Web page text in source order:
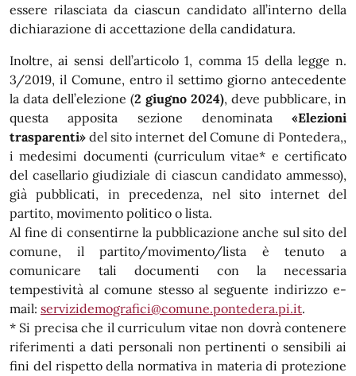
essere rilasciata da ciascun candidato all’interno della
dichiarazione di accettazione della candidatura.
Inoltre, ai sensi dell’articolo 1, comma 15 della legge n.
3/2019, il Comune, entro il settimo giorno antecedente
la data dell’elezione (2 giugno 2024), deve pubblicare, in
questa apposita sezione denominata «Elezioni
trasparenti» del sito internet del Comune di Pontedera,,
i medesimi documenti (curriculum vitae* e certificato
del casellario giudiziale di ciascun candidato ammesso),
già pubblicati, in precedenza, nel sito internet del
partito, movimento politico o lista.
Al fine di consentirne la pubblicazione anche sul sito del
comune, il partito/movimento/lista è tenuto a
comunicare tali documenti con la necessaria
tempestività al comune stesso al seguente indirizzo e-
mail: servizidemografici@comune.pontedera.pi.it.
* Si precisa che il curriculum vitae non dovrà contenere
riferimenti a dati personali non pertinenti o sensibili ai
fini del rispetto della normativa in materia di protezione